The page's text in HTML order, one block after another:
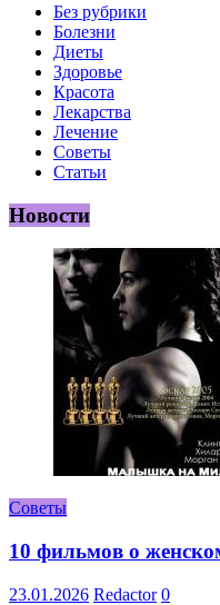
Без рубрики
Болезни
Диеты
Здоровье
Красота
Лекарства
Лечение
Советы
Статьи
Новости
Советы
10 фильмов о
23.01.2026 Redactor 0